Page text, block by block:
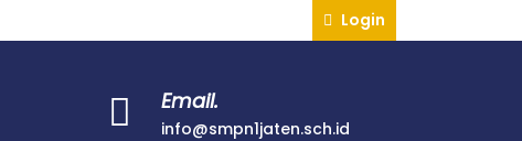
Login
Email.
info@smpn1jaten.sch.id